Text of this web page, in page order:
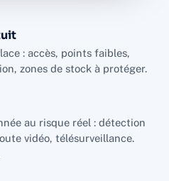
: accès, points faibles,
zones de stock à protéger.
au risque réel : détection
vidéo, télésurveillance.